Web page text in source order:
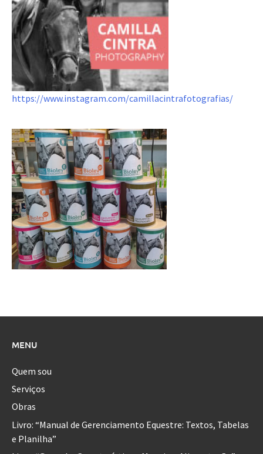
https://www.instagram.com/camillacintrafotografias/
MENU
Quem sou
Serviços
Obras
Livro: “Manual de Gerenciamento Equestre: Textos, Tabelas
e Planilha”